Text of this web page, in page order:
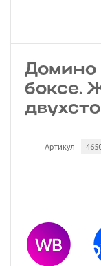
Домино
боксе.
Артикул